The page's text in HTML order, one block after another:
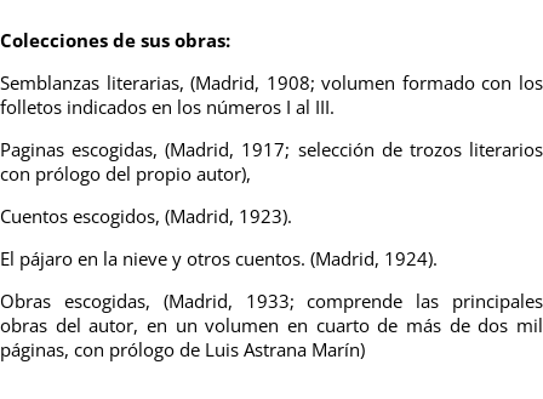
Colecciones de sus obras:
Semblanzas literarias, (Madrid, 1908; volumen formado con los
folletos indicados en los números I al III.
Paginas escogidas, (Madrid, 1917; selección de trozos literarios
con prólogo del propio autor),
Cuentos escogidos, (Madrid, 1923).
El pájaro en la nieve y otros cuentos. (Madrid, 1924).
Obras escogidas, (Madrid, 1933; comprende las principales
obras del autor, en un volumen en cuarto de más de dos mil
páginas, con prólogo de Luis Astrana Marín)